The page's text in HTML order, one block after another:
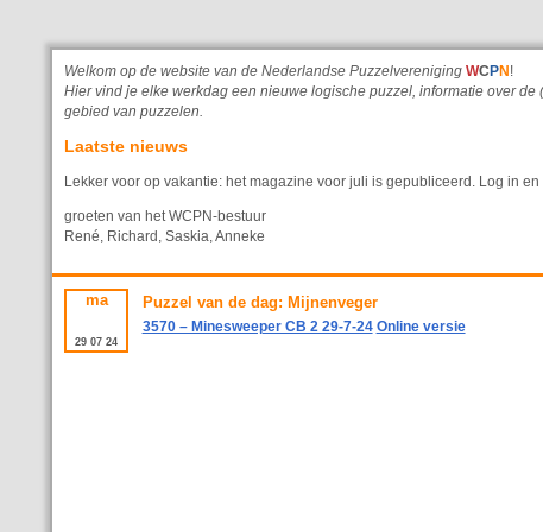
Welkom op de website van de Nederlandse Puzzelvereniging WC PN !
Hier vind je elke werkdag een nieuwe logische puzzel, informatie over
gebied van puzzelen.
Laatste nieuws
Lekker voor op vakantie: het magazine voor juli is gepubliceerd. Log in en
groeten van het WCPN-bestuur
René, Richard, Saskia, Anneke
ma
29 07 24
Puzzel van de dag: Mijnenveger
3570 – Minesweeper CB 2 29-7-24 Online versie